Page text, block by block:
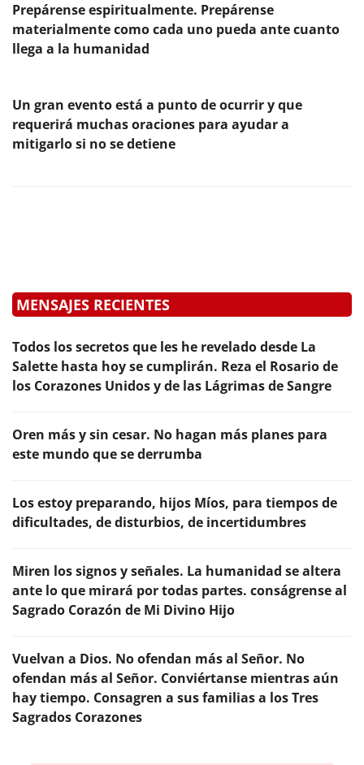
Prepárense espiritualmente. Prepárense
materialmente como cada uno pueda ante cuanto
llega a la humanidad
Un gran evento está a punto de ocurrir y que
requerirá muchas oraciones para ayudar a
mitigarlo si no se detiene
MENSAJES RECIENTES
Todos los secretos que les he revelado desde La
Salette hasta hoy se cumplirán. Reza el Rosario de
los Corazones Unidos y de las Lágrimas de Sangre
Oren más y sin cesar. No hagan más planes para
este mundo que se derrumba
Los estoy preparando, hijos Míos, para tiempos de
dificultades, de disturbios, de incertidumbres
Miren los signos y señales. La humanidad se altera
ante lo que mirará por todas partes. conságrense al
Sagrado Corazón de Mi Divino Hijo
Vuelvan a Dios. No ofendan más al Señor. No
ofendan más al Señor. Conviértanse mientras aún
hay tiempo. Consagren a sus familias a los Tres
Sagrados Corazones